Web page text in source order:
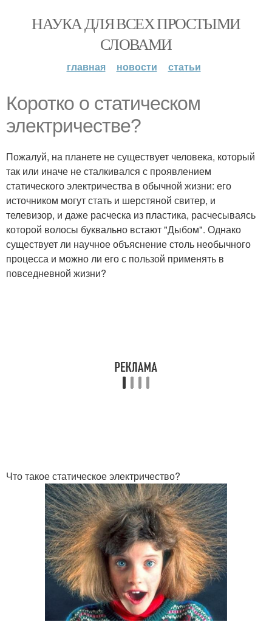
НАУКА ДЛЯ ВСЕХ ПРОСТЫМИ
СЛОВАМИ
главная новости статьи
Коротко о статическом
электричестве?
Пожалуй, на планете не существует человека, который
так или иначе не сталкивался с проявлением
статического электричества в обычной жизни: его
источником могут стать и шерстяной свитер, и
телевизор, и даже расческа из пластика, расчесываясь
которой волосы буквально встают "Дыбом". Однако
существует ли научное объяснение столь необычного
процесса и можно ли его с пользой применять в
повседневной жизни?
Что такое статическое электричество?